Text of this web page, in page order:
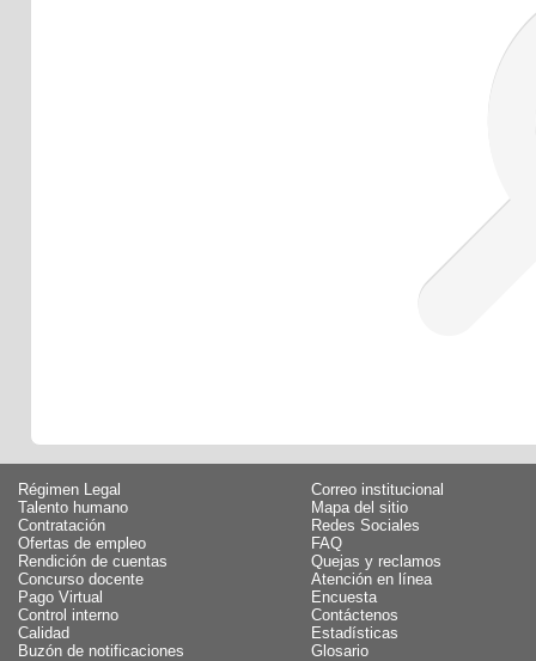
Régimen Legal
Talento humano
Contratación
Ofertas de empleo
Rendición de cuentas
Concurso docente
Pago Virtual
Control interno
Calidad
Buzón de notificaciones
Correo institucional
Mapa del sitio
Redes Sociales
FAQ
Quejas y reclamos
Atención en línea
Encuesta
Contáctenos
Estadísticas
Glosario